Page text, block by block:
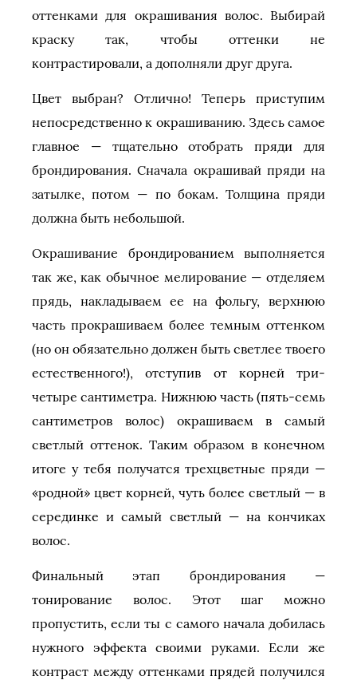
оттенками для окрашивания волос. Выбирай
краску так, чтобы оттенки не
контрастировали, а дополняли друг друга.
Цвет выбран? Отлично! Теперь приступим
непосредственно к окрашиванию. Здесь самое
главное — тщательно отобрать пряди для
брондирования. Сначала окрашивай пряди на
затылке, потом — по бокам. Толщина пряди
должна быть небольшой.
Окрашивание брондированием выполняется
так же, как обычное мелирование — отделяем
прядь, накладываем ее на фольгу, верхнюю
часть прокрашиваем более темным оттенком
(но он обязательно должен быть светлее твоего
естественного!), отступив от корней три-
четыре сантиметра. Нижнюю часть (пять-семь
сантиметров волос) окрашиваем в самый
светлый оттенок. Таким образом в конечном
итоге у тебя получатся трехцветные пряди —
«родной» цвет корней, чуть более светлый — в
серединке и самый светлый — на кончиках
волос.
Финальный этап брондирования —
тонирование волос. Этот шаг можно
пропустить, если ты с самого начала добилась
нужного эффекта своими руками. Если же
контраст между оттенками прядей получился